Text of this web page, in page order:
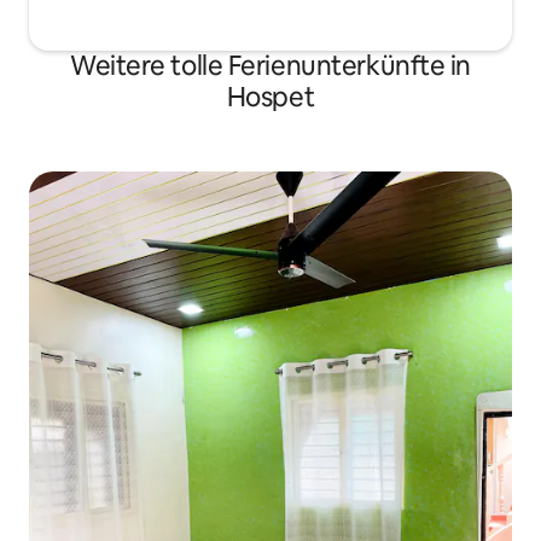
Weitere tolle Ferienunterkünfte in
Hospet